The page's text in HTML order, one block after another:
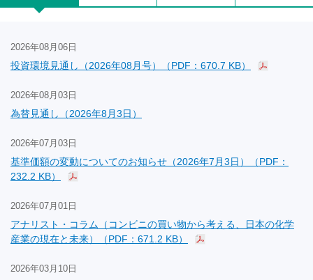
2026年08月06日
投資環境見通し（2026年08月号）（PDF：670.7 KB）
2026年08月03日
為替見通し（2026年8月3日）
2026年07月03日
基準価額の変動についてのお知らせ（2026年7月3日）（PDF：
232.2 KB）
2026年07月01日
アナリスト・コラム（コンビニの買い物から考える、日本の化学
産業の現在と未来）（PDF：671.2 KB）
2026年03月10日